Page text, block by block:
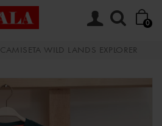
0
CAMISETA WILD LANDS EXPLORER